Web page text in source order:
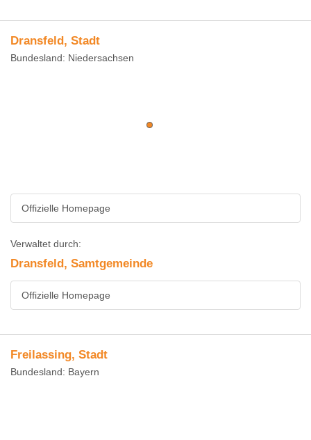
Dransfeld, Stadt
Bundesland: Niedersachsen
Offizielle Homepage
Verwaltet durch:
Dransfeld, Samtgemeinde
Offizielle Homepage
Freilassing, Stadt
Bundesland: Bayern